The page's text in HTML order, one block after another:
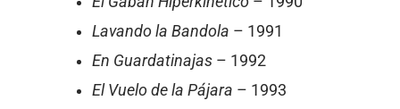
Lavando la Bandola – 1991
En Guardatinajas– 1992
El Vuelo de la Pájara – 1993